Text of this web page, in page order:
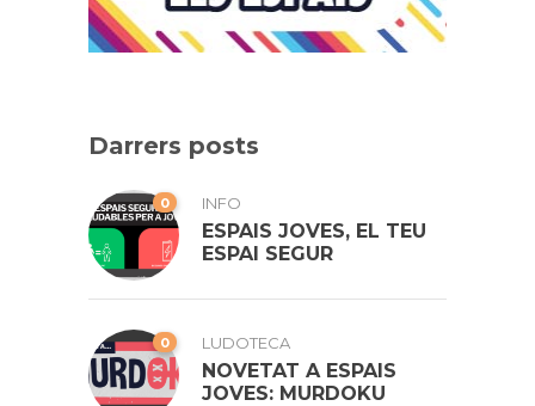
Darrers posts
0 INFO
ESPAIS JOVES, EL TEU
ESPAI SEGUR
0 LUDOTECA
NOVETAT A ESPAIS
JOVES: MURDOKU